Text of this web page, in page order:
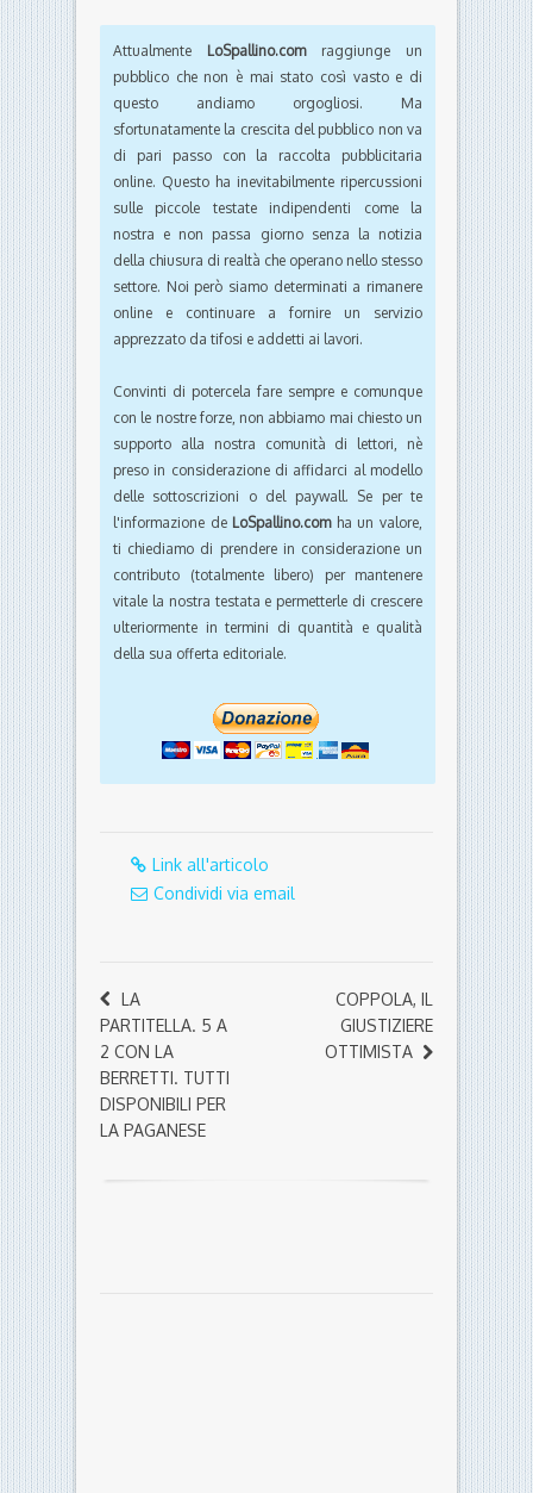
Attualmente LoSpallino.comraggiunge un
pubblico che non è mai stato così vasto e di
questo andiamo orgogliosi. Ma
sfortunatamente la crescita del pubblico non va
di pari passo con la raccolta pubblicitaria
online. Questo ha inevitabilmente ripercussioni
sulle piccole testate indipendenti come la
nostra e non passa giorno senza la notizia
della chiusura di realtà che operano nello stesso
settore. Noi però siamo determinati a rimanere
online e continuare a fornire un servizio
apprezzato da tifosi e addetti ai lavori.
Convinti di potercela fare sempre e comunque
con le nostre forze, non abbiamo mai chiesto un
supporto alla nostra comunità di lettori, nè
preso in considerazione di affidarci al modello
delle sottoscrizioni o del paywall. Se per te
l'informazione de LoSpallino.comha un valore,
ti chiediamo di prendere in considerazione un
contributo (totalmente libero) per mantenere
vitale la nostra testata e permetterle di crescere
ulteriormente in termini di quantità e qualità
della sua offerta editoriale.
Link all'articolo
Condividi via email
LA
PARTITELLA. 5 A
2 CON LA
BERRETTI. TUTTI
DISPONIBILI PER
LA PAGANESE
COPPOLA, IL
GIUSTIZIERE
OTTIMISTA